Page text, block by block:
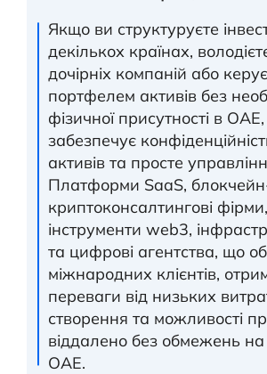
Якщо ви структуруєте
декількох країнах,
дочірніх компаній або
портфелем активів без
фізичної присутності в
забезпечує
активів та просте
Платформи SaaS,
криптоконсалтингові фірми,
інструменти web3,
та цифрові агентства, що
міжнародних клієнтів,
переваги від низьких
створення та можливості
віддалено без обмежень на
ОАЕ.